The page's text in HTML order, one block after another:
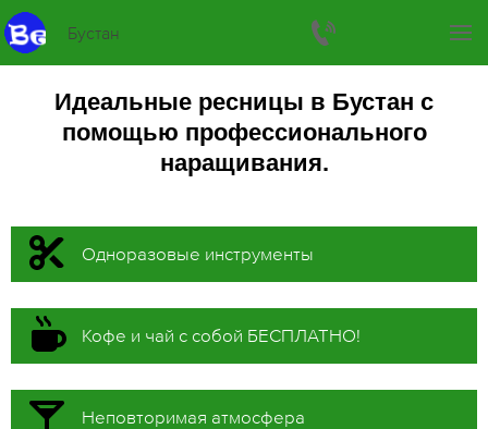
Бустан
Идеальные ресницы в Бустан с
помощью профессионального
наращивания.
Одноразовые инструменты
Кофе и чай с собой БЕСПЛАТНО!
Неповторимая атмосфера